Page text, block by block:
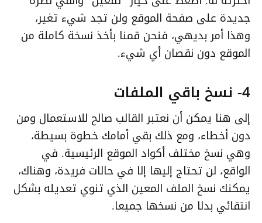
جديدة على صفحة الموقع ولن تجد شيء تغير،
وهذا أمر بديهي، فنحن قمنا بأخذ نسخة كاملة من
الموقع دون نقصان أي شيء.
4- نسخ باقي الملفات
إلى هنا يمكن أن نعتبر القالب صالح للاستعمال ومن
دون أخطاء، ومع ذلك بقي أمامك خطوة بسيطة،
وهي نسخ مختلف أكواد الموقع الرئيسية. في
الواقع، لن تحتاج إليها إلا في حالات فريدة، وهناك،
يمكنك نسخ الملف المعين الذي تنوي تعديله بشكل
انتقائي بدلا من نسخها جميعا.